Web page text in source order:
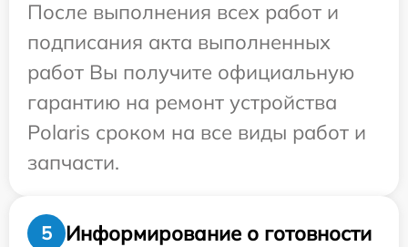
После выполнения всех работ и
подписания акта выполненных
работ Вы получите официальную
гарантию на ремонт устройства
Polaris сроком на все виды работ и
запчасти.
5
Информирование о готовности